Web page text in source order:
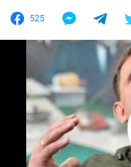
525